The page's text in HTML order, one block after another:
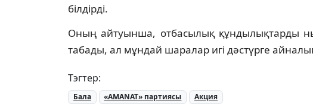
білдірді.
Оның айтуынша, отбасылық құндылықтарды
табады, ал мұндай шаралар игі дәстүрге
Тэгтер:
Бала «AMANAT» партиясы Акция